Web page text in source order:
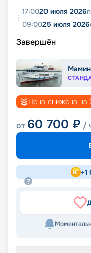
17:0020 июля 2026
09:0025 июля 2026
Завершён
Цена снижена на
от 60 700 ₽ /
+1